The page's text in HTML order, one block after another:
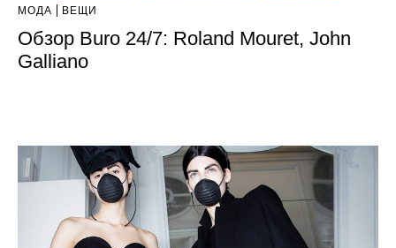
МОДА ВЕЩИ
Обзор Buro 24/7: Roland Mouret, John
Galliano